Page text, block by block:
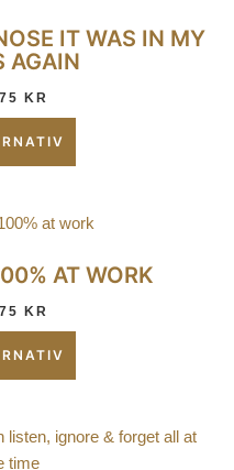
IT WAS IN MY
AGAIN
75 KR
AT WORK
75 KR